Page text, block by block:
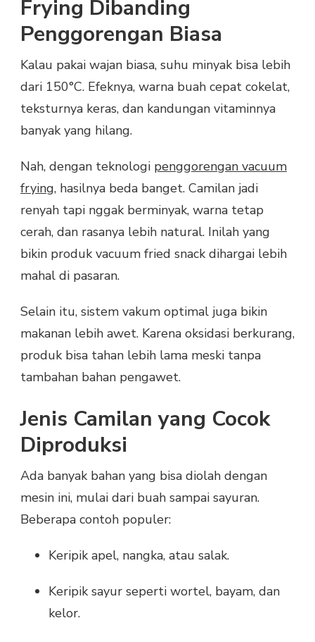
Frying Dibanding
Penggorengan Biasa
Kalau pakai wajan biasa, suhu minyak bisa lebih
dari 150°C. Efeknya, warna buah cepat cokelat,
teksturnya keras, dan kandungan vitaminnya
banyak yang hilang.
Nah, dengan teknologi penggorengan vacuum
frying, hasilnya beda banget. Camilan jadi
renyah tapi nggak berminyak, warna tetap
cerah, dan rasanya lebih natural. Inilah yang
bikin produk vacuum fried snack dihargai lebih
mahal di pasaran.
Selain itu, sistem vakum optimal juga bikin
makanan lebih awet. Karena oksidasi berkurang,
produk bisa tahan lebih lama meski tanpa
tambahan bahan pengawet.
Jenis Camilan yang Cocok
Diproduksi
Ada banyak bahan yang bisa diolah dengan
mesin ini, mulai dari buah sampai sayuran.
Beberapa contoh populer:
Keripik apel, nangka, atau salak.
Keripik sayur seperti wortel, bayam, dan
kelor.